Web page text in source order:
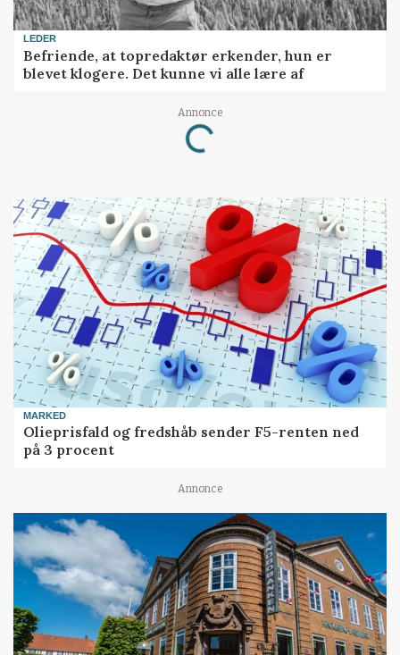
LEDER
Befriende, at topredaktør erkender, hun er
blevet klogere. Det kunne vi alle lære af
Annonce
Loading...
MARKED
Olieprisfald og fredshåb sender F5-renten ned
på 3 procent
Annonce